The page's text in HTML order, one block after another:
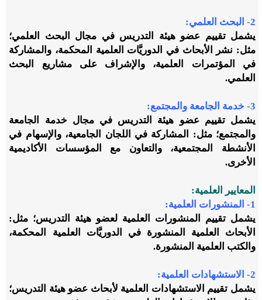
2- البحث العلمي:
يشمل تقييم عضو هيئة التدريس في مجال البحث العلمي؛
مثل: نشر الأبحاث في الدوريَّات العلمية المحكمة، والمشاركة
في المؤتمرات العلمية، والإشراف على مشاريع البحث
العلمي.
3- خدمة الجامعة والمجتمع:
يشمل تقييم عضو هيئة التدريس في مجال خدمة الجامعة
والمجتمع؛ مثل: المشاركة في اللجان الجامعية، والإسهام في
الأنشطة المجتمعية، والتعاون مع المؤسسات الأكاديمية
الأخرى.
المعايير العلمية:
1- المنشورات العلمية:
يشمل تقييم المنشورات العلمية لعضو هيئة التدريس؛ مثل:
الأبحاث العلمية المنشورة في الدوريَّات العلمية المحكمة،
والكتب العلمية المنشورة.
2- الاستشهادات العلمية:
يشمل تقييم الاستشهادات العلمية لأبحاث عضو هيئة التدريس؛